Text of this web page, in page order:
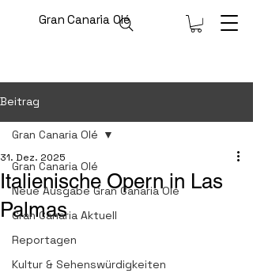
Gran Canaria Olé
Beitrag
Gran Canaria Olé
Neue Ausgabe Gran Canaria Olé
Gran Canaria Aktuell
Reportagen
Kultur & Sehenswürdigkeiten
Gran Canaria Olé
Italienische Opern in Las
Palmas
31. Dez. 2025